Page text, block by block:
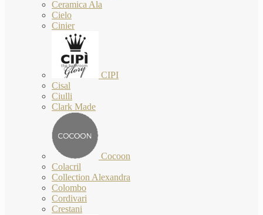
Ceramica Ala
Cielo
Cinier
CIPI
Cisal
Ciulli
Clark Made
Cocoon
Colacril
Collection Alexandra
Colombo
Cordivari
Crestani